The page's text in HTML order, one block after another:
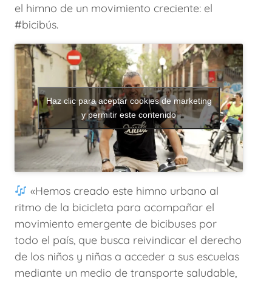
el himno de un movimiento creciente: el
#bicibús.
Haz clic para aceptar cookies de marketing
y permitir este contenido
«Hemos creado este himno urbano al
ritmo de la bicicleta para acompañar el
movimiento emergente de bicibuses por
todo el país, que busca reivindicar el derecho
de los niños y niñas a acceder a sus escuelas
mediante un medio de transporte saludable,